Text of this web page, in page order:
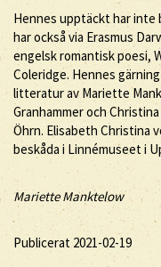
Hennes upptäckt har inte
har också via Erasmus
engelsk romantisk poesi,
Coleridge. Hennes
litteratur av Mariette
Granhammer och
Öhrn. Elisabeth Christina
beskåda i Linnémuseet i
Mariette Manktelow
Publicerat 2021-02-19